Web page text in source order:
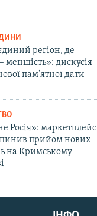
регіон, де
меншість»: дискусія
пам'ятної дати
Росія»: маркетплейс
прийом нових
на Кримському